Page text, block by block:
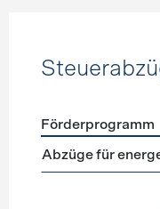
Förderprogramme
Förderprogramm
Abzüge für